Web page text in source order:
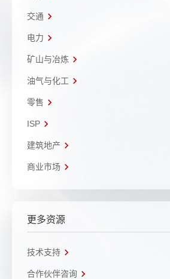
交通
电力
矿山与冶炼
油气与化工
零售
ISP
建筑地产
商业市场
更多资源
技术支持
合作伙伴咨询